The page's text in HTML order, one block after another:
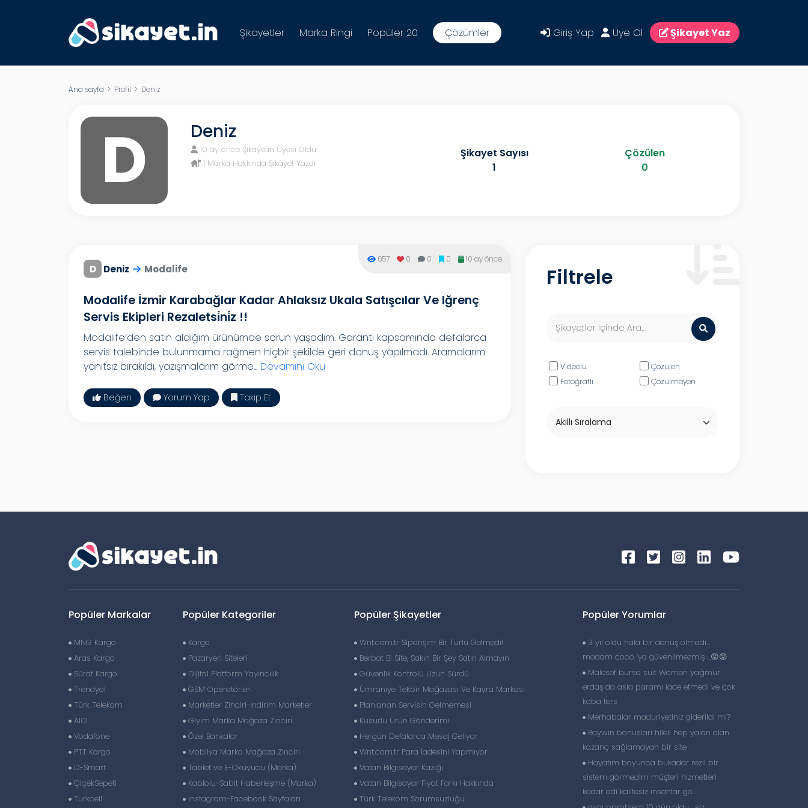
Şikayetler Marka Ringi Popüler 20 Çözümler Giriş Yap Üye Ol Şikayet Yaz
Ana sayfa > Profil > Deniz
D Deniz
10 ay önce Şikayetin Üyesi Oldu
1 Marka Hakkında Şikayet Yazdı
Şikayet Sayısı
1
Çözülen
0
D Deniz Modalife
Modalife İzmir Karabağlar Kadar Ahlaksız Ukala Satışcılar Ve Iğrenç
Servis Ekipleri Rezaletsi̇ni̇z !!
657 0 0 0 10 ay önce
Modalife’den satın aldığım ürünümde sorun yaşadım. Garanti kapsamında defalarca
servis talebinde bulunmama rağmen hiçbir şekilde geri dönüş yapılmadı. Aramalarım
yanıtsız bırakıldı, yazışmalarım görme... Devamını Oku
Beğen Yorum Yap Takip Et
Filtrele
Videolu
Çözülen
Fotoğraflı
Çözülmeyen
Popüler Markalar
MNG Kargo
Aras Kargo
Sürat Kargo
Trendyol
Türk Telekom
A101
Vodafone
PTT Kargo
D-Smart
ÇiçekSepeti
Turkcell
Popüler Kategoriler
Kargo
Pazaryeri Siteleri
Dijital Platform Yayıncılık
GSM Operatörleri
Marketler Zinciri-İndirim Marketler
Giyim Marka Mağaza Zinciri
Özel Bankalar
Mobilya Marka Mağaza Zinciri
Tablet ve E-Okuyucu (Marka)
Kablolu-Sabit Haberleşme (Marka)
İnstagram-Facebook Sayfaları
Popüler Şikayetler
Wnt.com.tr Siparişim Bir Türlü Gelmedi!
Berbat Bi Site, Sakın Bir Şey Satın Almayın
Güvenlik Kontrolü Uzun Sürdü
Ümraniye Tekbir Mağazası Ve Kayra Markası
Planlanan Servisin Gelmemesi
Kusurlu Ürün Gönderimi
Hergün Defalarca Mesaj Geliyor
Wnt.com.tr Para İadesini Yapmıyor
Vatan Bilgisayar Kazığı
Vatan Bilgisayar Fiyat Farkı Hakkında
Türk Telekom Sorumsuzluğu
Popüler Yorumlar
3 yıl oldu hala bir dönüş olmadı…
madam coco ‘ya güvenilmezmiş …😡😡
Malesef bursa suit Women yağmur
erdaş da asla paramı iade etmedi ve çok
kaba ters
Merhabalar maduriyetiniz giderildi mi?
Baywin bonuslari hileli hep yalan olan
kazanç sağlamayan bir site
Hayatım boyunca bukadar rezil bir
sistem görmedim müşteri hizmetleri
kadar adi kalitesiz insanlar gö...